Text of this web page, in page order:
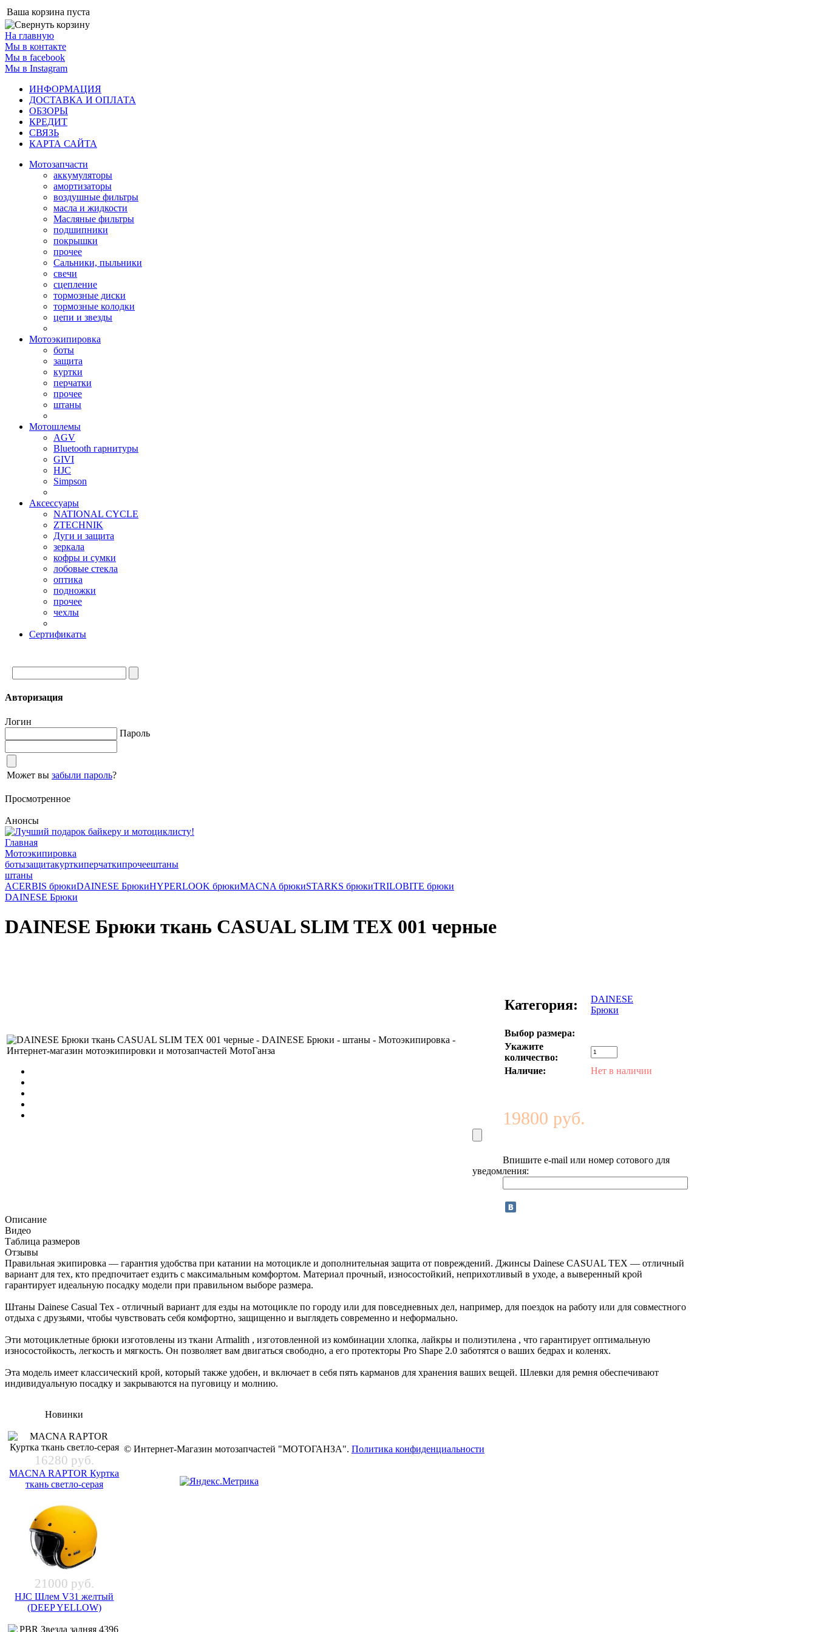
Ваша корзина пуста
На главную
Мы в контакте
Мы в facebook
Мы в Instagram
ИНФОРМАЦИЯ
ДОСТАВКА И ОПЛАТА
ОБЗОРЫ
КРЕДИТ
СВЯЗЬ
КАРТА САЙТА
Мотозапчасти
аккумуляторы
амортизаторы
воздушные фильтры
масла и жидкости
Масляные фильтры
подшипники
покрышки
прочее
Сальники, пыльники
свечи
сцепление
тормозные диски
тормозные колодки
цепи и звезды
Мотоэкипировка
боты
защита
куртки
перчатки
прочее
штаны
Мотошлемы
AGV
Bluetooth гарнитуры
GIVI
HJC
Simpson
Аксессуары
NATIONAL CYCLE
ZTECHNIK
Дуги и защита
зеркала
кофры и сумки
лобовые стекла
оптика
подножки
прочее
чехлы
Сертификаты
Авторизация
Логин
Пароль
Может вы забыли пароль?
Просмотренное
Анонсы
Главная
Мотоэкипировка
ботызащитакурткиперчаткипрочеештаны
штаны
ACERBIS брюкиDAINESE БрюкиHYPERLOOK брюкиMACNA брюкиSTARKS брюкиTRILOBITE брюки
DAINESE Брюки
DAINESE Брюки ткань CASUAL SLIM TEX 001 черные
Категория:
DAINESE
Брюки
Выбор размера:
Укажите
количество:
Наличие:
Нет в наличии
19800 руб.
Впишите e-mail или номер сотового для
уведомления:
Описание
Видео
Таблица размеров
Отзывы
Правильная экипировка — гарантия удобства при катании на мотоцикле и дополнительная защита от повреждений. Джинсы Dainese CASUAL TEX — отличный
вариант для тех, кто предпочитает ездить с максимальным комфортом. Материал прочный, износостойкий, неприхотливый в уходе, а выверенный крой
гарантирует идеальную посадку модели при правильном выборе размера.
Штаны Dainese Casual Tex - отличный вариант для езды на мотоцикле по городу или для повседневных дел, например, для поездок на работу или для совместного
отдыха с друзьями, чтобы чувствовать себя комфортно, защищенно и выглядеть современно и неформально.
Эти мотоциклетные брюки изготовлены из ткани Armalith , изготовленной из комбинации хлопка, лайкры и полиэтилена , что гарантирует оптимальную
износостойкость, легкость и мягкость. Он позволяет вам двигаться свободно, а его протекторы Pro Shape 2.0 заботятся о ваших бедрах и коленях.
Эта модель имеет классический крой, который также удобен, и включает в себя пять карманов для хранения ваших вещей. Шлевки для ремня обеспечивают
индивидуальную посадку и закрываются на пуговицу и молнию.
Новинки
16280 руб.
MACNA RAPTOR Куртка
ткань светло-серая
21000 руб.
HJC Шлем V31 желтый
(DEEP YELLOW)
© Интернет-Магазин мотозапчастей "МОТОГАНЗА". Политика конфиденциальности